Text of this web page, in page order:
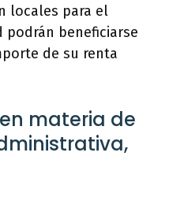
locales para el
beneficiarse
de su renta
materia de